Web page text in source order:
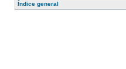
Índice general